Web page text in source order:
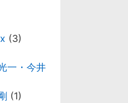
(3)
一・今井
(1)